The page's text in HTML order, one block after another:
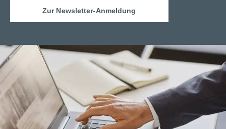
Zur Newsletter-Anmeldung